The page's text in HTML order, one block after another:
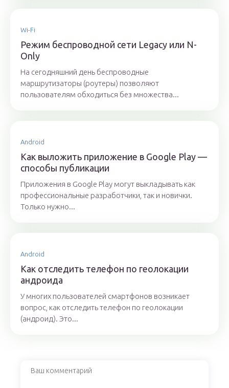
Wi-Fi
Режим беспроводной сети Legacy или N-
Only
На сегодняшний день беспроводные
маршрутизаторы (роутеры) позволяют
пользователям обходиться без множества...
Android
Как выложить приложение в Google Play —
способы публикации
Приложения в Google Play могут выкладывать как
профессиональные разработчики, так и новички.
Только нужно...
Android
Как отследить телефон по геолокации
андроида
У многих пользователей смартфонов возникает
вопрос, как отследить телефон по геолокации
(андроид). Это...